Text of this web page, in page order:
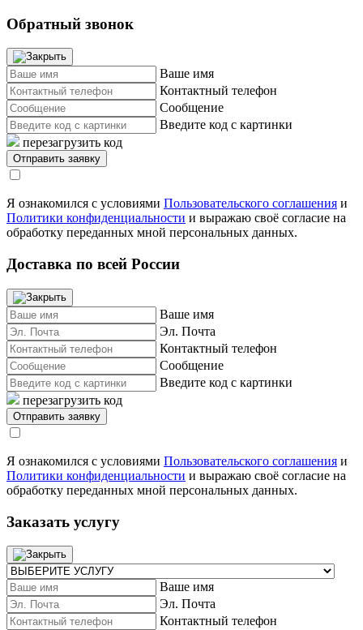
Обратный звонок
Ваше имя
Контактный телефон
Сообщение
Введите код с картинки
перезагрузить код
Я ознакомился с условиями Пользовательского соглашения и
Политики конфиденциальности и выражаю своё согласие на
обработку переданных мной персональных данных.
Доставка по всей России
Ваше имя
Эл. Почта
Контактный телефон
Сообщение
Введите код с картинки
перезагрузить код
Я ознакомился с условиями Пользовательского соглашения и
Политики конфиденциальности и выражаю своё согласие на
обработку переданных мной персональных данных.
Заказать услугу
Ваше имя
Эл. Почта
Контактный телефон